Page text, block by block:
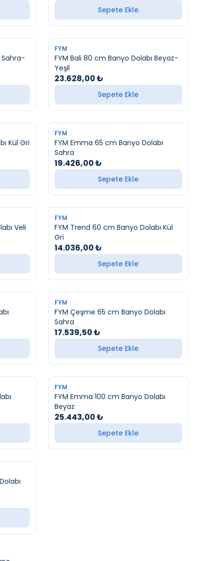
Sepete Ekle
Sahra-
FYM
FYM Bali 80 cm Banyo Dolabı Beyaz-
Yeşil
23.628,00₺
Sepete Ekle
Kül Gri
FYM
FYM Emma 65 cm Banyo Dolabı
Sahra
19.426,00₺
Sepete Ekle
Veli
FYM
FYM Trend 60 cm Banyo Dolabı Kül
Gri
14.036,00₺
Sepete Ekle
FYM
FYM Çeşme 65 cm Banyo Dolabı
Sahra
17.539,50₺
Sepete Ekle
FYM
FYM Emma 100 cm Banyo Dolabı
Beyaz
25.443,00₺
Sepete Ekle